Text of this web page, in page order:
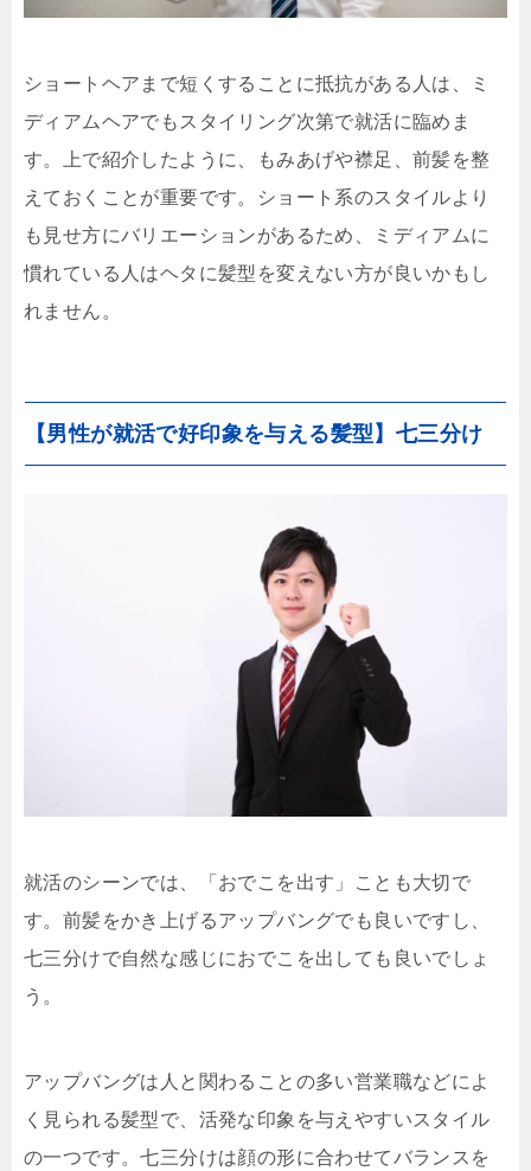
ショートヘアまで短くすることに抵抗がある人は、ミ
ディアムヘアでもスタイリング次第で就活に臨めま
す。上で紹介したように、もみあげや襟足、前髪を整
えておくことが重要です。ショート系のスタイルより
も見せ方にバリエーションがあるため、ミディアムに
慣れている人はヘタに髪型を変えない方が良いかもし
れません。
【男性が就活で好印象を与える髪型】七三分け
就活のシーンでは、「おでこを出す」ことも大切で
す。前髪をかき上げるアップバングでも良いですし、
七三分けで自然な感じにおでこを出しても良いでしょ
う。
アップバングは人と関わることの多い営業職などによ
く見られる髪型で、活発な印象を与えやすいスタイル
の一つです。七三分けは顔の形に合わせてバランスを